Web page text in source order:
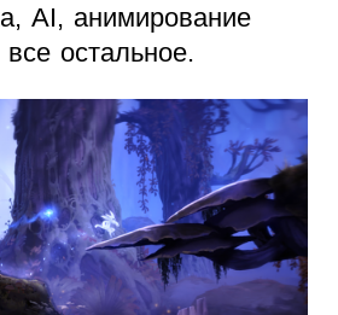
AI, анимирование
остальное.